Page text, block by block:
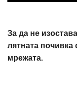
За да не
лятната почивка
мрежата.